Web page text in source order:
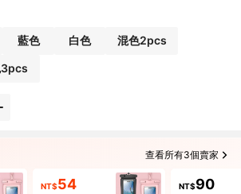
藍色 白色 混色2pcs
查看所有3個賣家
NT$54 NT$90